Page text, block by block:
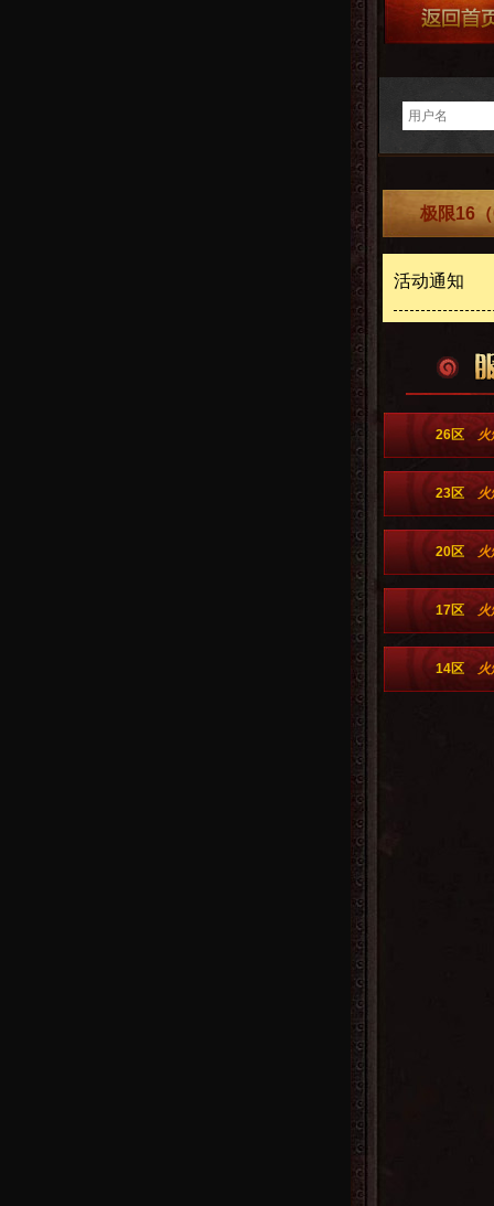
极限16
活动通知
26区
23区
20区
17区
14区